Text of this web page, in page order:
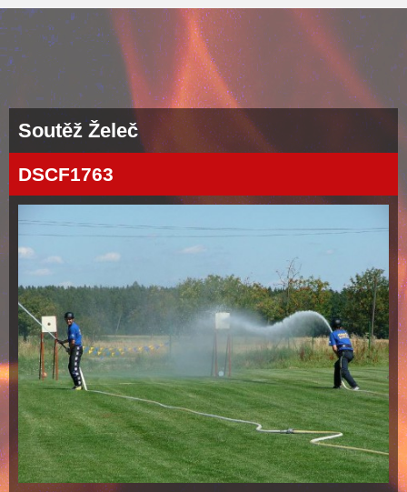
Soutěž Želeč
DSCF1763